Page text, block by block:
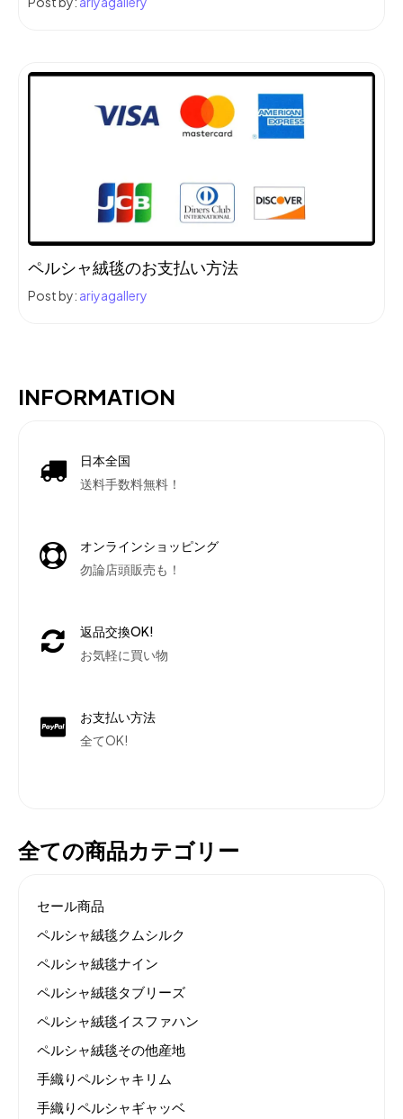
ペルシャ絨毯のお支払い方法
Post by: ariyagallery
INFORMATION
日本全国
送料手数料無料！
オンラインショッピング
勿論店頭販売も！
返品交換OK!
お気軽に買い物
お支払い方法
全てOK!
全ての商品カテゴリー
セール商品
ペルシャ絨毯クムシルク
ペルシャ絨毯ナイン
ペルシャ絨毯タブリーズ
ペルシャ絨毯イスファハン
ペルシャ絨毯その他産地
手織りペルシャキリム
手織りペルシャギャッベ